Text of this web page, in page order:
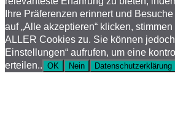
Ihre Präferenzen erinnert und
auf „Alle akzeptieren“ klicken,
ALLER Cookies zu. Sie können
Einstellungen“ aufrufen, um eine
erteilen.. OK Nein Datenschutzerklärung